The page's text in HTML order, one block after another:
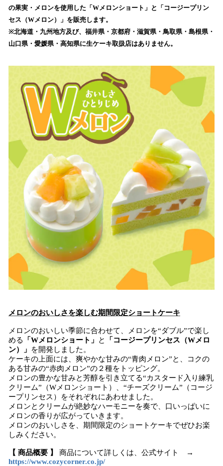
を
読
み
込
み
で
の果実・メロンを使用した「Wメロンショート」と「コージープリン
セス（Wメロン）」を販売します。
※北海道・九州地方及び、福井県・京都府・滋賀県・鳥取県・島根県・
山口県・愛媛県・高知県に生ケーキ取扱店はありません。
メロンのおいしさを楽しむ期間限定ショートケーキ
メロンのおいしい季節に合わせて、メロンを“ダブル”で楽し
める
「Wメロンショート」 と
「コージープリンセス（Wメロ
ン）」
を開発しました。
ケーキの上面には、爽やかな甘みの“青肉メロン”と、コクの
ある甘みの“赤肉メロン”の２種をトッピング。
メロンの豊かな甘みと芳醇を引き立てる“カスタード入り練乳
クリーム”（Wメロンショート）、“チーズクリーム”（コージ
ープリンセス）をそれぞれにあわせました。
メロンとクリームが絶妙なハーモニーを奏で、口いっぱいに
メロンの香りが広がっていきます。
メロンのおいしさを、期間限定のショートケーキでぜひお楽
しみください。
【 商品概要 】
商品について詳しくは、公式サイト →
https://www.cozycorner.co.jp/